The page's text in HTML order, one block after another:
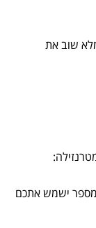
שוב את
ישמש אתכם